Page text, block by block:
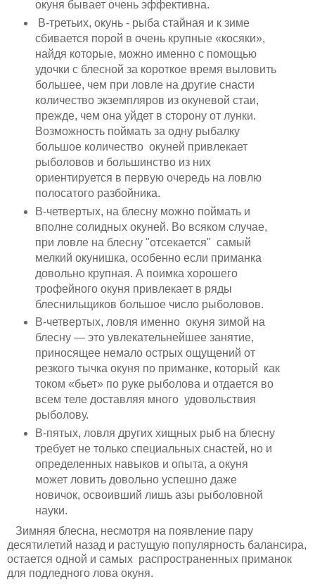
окуня бывает очень эффективна.
В-третьих, окунь - рыба стайная и к зиме
сбивается порой в очень крупные «косяки»,
найдя которые, можно именно с помощью
удочки с блесной за короткое время выловить
большее, чем при ловле на другие снасти
количество экземпляров из окуневой стаи,
прежде, чем она уйдет в сторону от лунки.
Возможность поймать за одну рыбалку
большое количество окуней привлекает
рыболовов и большинство из них
ориентируется в первую очередь на ловлю
полосатого разбойника.
В-четвертых, на блесну можно поймать и
вполне солидных окуней. Во всяком случае,
при ловле на блесну "отсекается" самый
мелкий окунишка, особенно если приманка
довольно крупная. А поимка хорошего
трофейного окуня привлекает в ряды
блеснильщиков большое число рыболовов.
В-четвертых, ловля именно окуня зимой на
блесну — это увлекательнейшее занятие,
приносящее немало острых ощущений от
резкого тычка окуня по приманке, который как
током «бьет» по руке рыболова и отдается во
всем теле доставляя много удовольствия
рыболову.
В-пятых, ловля других хищных рыб на блесну
требует не только специальных снастей, но и
определенных навыков и опыта, а окуня
может ловить довольно успешно даже
новичок, освоивший лишь азы рыболовной
науки.
Зимняя блесна, несмотря на появление пару
десятилетий назад и растущую популярность балансира,
остается одной и самых распространенных приманок
для подледного лова окуня.